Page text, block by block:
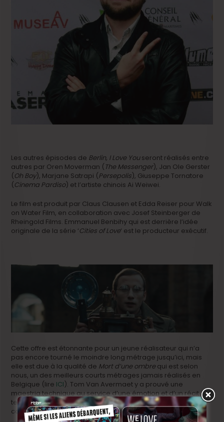
Les autres épisodes de Berlin, I Love Youseront réalisés entre
autres par Oren Moverman ( The Messenger), Jan Ole Gerster
(Oh Boy), Marjane Satrapi (Persepolis), Giuseppe Tornatore
(Cinema Pardiso) et l’artiste chinois Ai Weiwei.
Le film est produit par Claus Clausen et Edda Reiser pour Walk
on Water Film, en collaboration avec Josef Steinberger de
Rheingold Films. Emmanuel Benbihy qui est derrière l’idée
originale de la série ‘Cities of Love‘ est le producteur exécutif.
Cette offre est étonnante pour un jeune réalisateur qui n’a
pas encore tourné le moindre long métrage jusqu’ici, mais
elle est due à la qualité de Mort d’une ombre qui est selon
nous, un des meilleurs courts métrages jamais réalisés en
Belgique (lire ICI). Tom Van Avermaet y a prouvé une
maestria technique au service d’une émotion et d’un récit
tendu et surprenant. L’inévitable promesse d’une grande
carrière.